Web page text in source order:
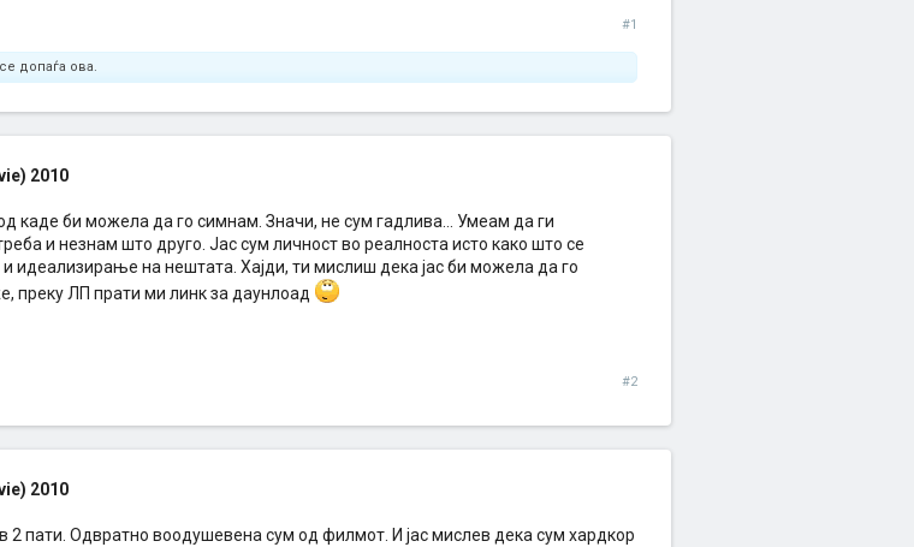
#1
допаѓа ова.
2010
каде би можела да го симнам. Значи, не сум гадлива... Умеам да ги
и незнам што друго. Јас сум личност во реалноста исто како што се
идеализирање на нештата. Хајди, ти мислиш дека јас би можела да го
преку ЛП прати ми линк за даунлоад
#2
2010
2 пати. Одвратно воодушевена сум од филмот. И јас мислев дека сум хардкор